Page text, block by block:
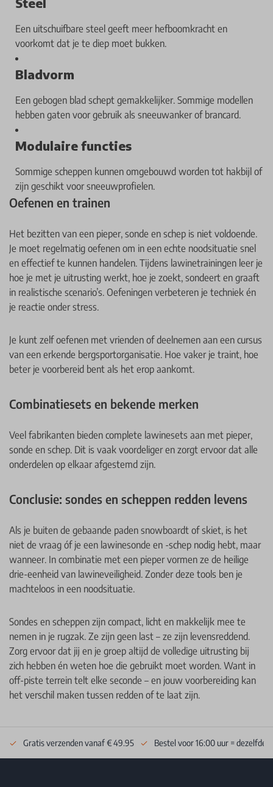
Een uitschuifbare steel geeft meer hefboomkracht en
voorkomt dat je te diep moet bukken.
Bladvorm
Een gebogen blad schept gemakkelijker. Sommige modellen
hebben gaten voor gebruik als sneeuwanker of brancard.
Modulaire functies
Sommige scheppen kunnen omgebouwd worden tot hakbijl of
zijn geschikt voor sneeuwprofielen.
Oefenen en trainen
Het bezitten van een pieper, sonde en schep is niet voldoende.
Je moet regelmatig oefenen om in een echte noodsituatie snel
en effectief te kunnen handelen. Tijdens lawinetrainingen leer je
hoe je met je uitrusting werkt, hoe je zoekt, sondeert en graaft
in realistische scenario’s. Oefeningen verbeteren je techniek én
je reactie onder stress.
Je kunt zelf oefenen met vrienden of deelnemen aan een cursus
van een erkende bergsportorganisatie. Hoe vaker je traint, hoe
beter je voorbereid bent als het erop aankomt.
Combinatiesets en bekende merken
Veel fabrikanten bieden complete lawinesets aan met pieper,
sonde en schep. Dit is vaak voordeliger en zorgt ervoor dat alle
onderdelen op elkaar afgestemd zijn.
Conclusie: sondes en scheppen redden levens
Als je buiten de gebaande paden snowboardt of skiet, is het
niet de vraag óf je een lawinesonde en -schep nodig hebt, maar
wanneer. In combinatie met een pieper vormen ze de heilige
drie-eenheid van lawineveiligheid. Zonder deze tools ben je
machteloos in een noodsituatie.
Sondes en scheppen zijn compact, licht en makkelijk mee te
nemen in je rugzak. Ze zijn geen last – ze zijn levensreddend.
Zorg ervoor dat jij en je groep altijd de volledige uitrusting bij
zich hebben én weten hoe die gebruikt moet worden. Want in
off-piste terrein telt elke seconde – en jouw voorbereiding kan
het verschil maken tussen redden of te laat zijn.
Gratis verzenden vanaf € 49.95 Bestel voor 16:00 uur = dezelfde